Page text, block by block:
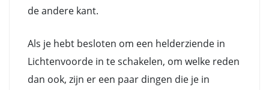
de andere kant.
Als je hebt besloten om een helderziende in
Lichtenvoorde in te schakelen, om welke reden
dan ook, zijn er een paar dingen die je in